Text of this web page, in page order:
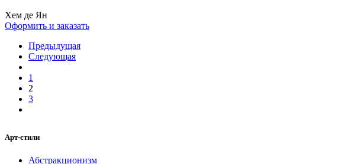
Хем де Ян
Оформить и заказать
Предыдущая
Следующая
1
2
3
Арт-стили
Абстракционизм